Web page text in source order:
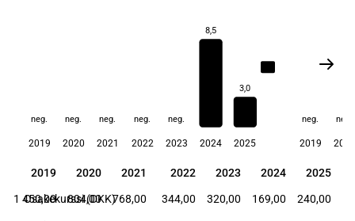
neg. neg. neg. neg. neg.
8,5
3,0
2019 2020 2021 2022 2023 2024 2025
neg. neg.
2019 2020
2019 2020 2021 2022 2023 2024 2025
2019 2020 2021 2022 2023 2024 2025
Osakekurssi (DKK)
1 450,00 804,00 768,00 344,00 320,00 169,00 240,00